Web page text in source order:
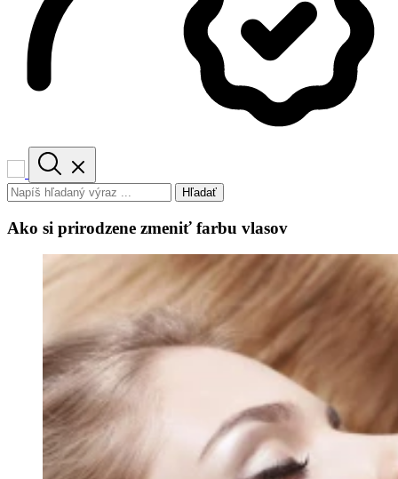
Hľadať
Ako si prirodzene zmeniť farbu vlasov